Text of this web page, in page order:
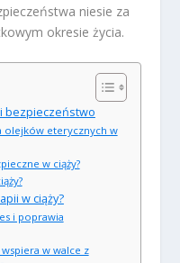
niesie za
okresie życia.
bezpieczeństwo
olejków eterycznych w
w ciąży?
w ciąży?
i poprawia
w walce z